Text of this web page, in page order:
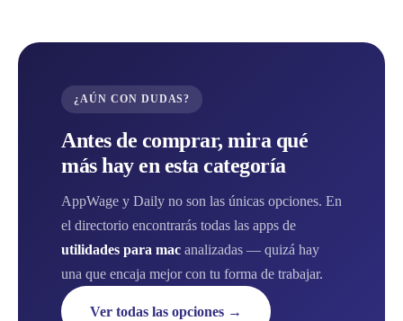
¿AÚN CON DUDAS?
Antes de comprar, mira qué
más hay en esta categoría
AppWage y Daily no son las únicas opciones. En
el directorio encontrarás todas las apps de
utilidades para mac analizadas — quizá hay
una que encaja mejor con tu forma de trabajar.
Ver todas las opciones →